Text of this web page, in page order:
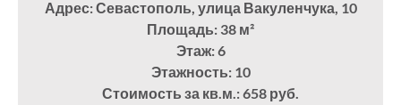
Адрес: Севастополь, улица Вакуленчука, 10
Площадь: 38 м²
Этаж: 6
Этажность: 10
Стоимость за кв.м.: 658 руб.